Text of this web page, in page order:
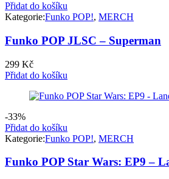
Přidat do košíku
Kategorie:Funko POP!, MERCH
Funko POP JLSC – Superman
299 Kč
Přidat do košíku
-33%
Přidat do košíku
Kategorie:Funko POP!, MERCH
Funko POP Star Wars: EP9 –